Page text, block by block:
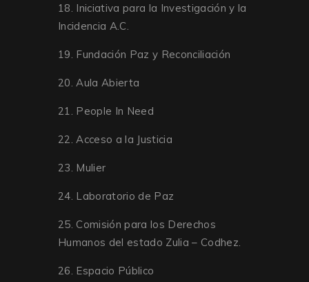
18. Iniciativa para la Investigación y la
Incidencia A.C.
19. Fundación Paz y Reconciliación
20. Aula Abierta
21. People In Need
22. Acceso a la Justicia
23. Mulier
24. Laboratorio de Paz
25. Comisión para los Derechos
Humanos del estado Zulia – Codhez.
26. Espacio Público